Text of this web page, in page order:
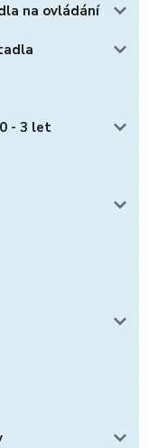
na ovládání
- 3 let